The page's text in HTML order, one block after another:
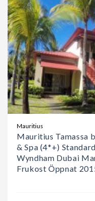
Mauritius
Mauritius Tamassa
& Spa (4*+)
Wyndham Dubai
Frukost Öppnat